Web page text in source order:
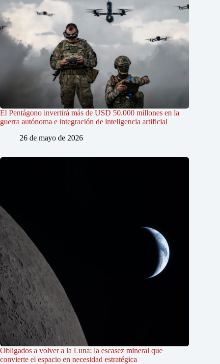
El Pentágono invertirá más de USD 50.000 millones en la
guerra autónoma e integración de inteligencia artificial
26 de mayo de 2026
Obligados a volver a la Luna: la escasez mineral que
convierte el espacio en necesidad estratégica